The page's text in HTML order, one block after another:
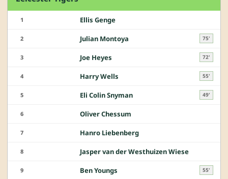
1 Ellis Genge
2 Julian Montoya 75'
3 Joe Heyes 72'
4 Harry Wells 55'
5 Eli Colin Snyman 49'
6 Oliver Chessum
7 Hanro Liebenberg
8 Jasper van der Westhuizen Wiese
9 Ben Youngs 55'